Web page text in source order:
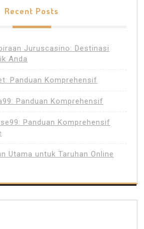
Recent Posts
Juruscasino: Destinasi
Anda
Panduan Komprehensif
Panduan Komprehensif
Panduan Komprehensif
Utama untuk Taruhan Online